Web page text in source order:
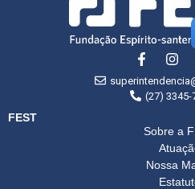
(27) 3345-
FEST
Sobre a
Nossa